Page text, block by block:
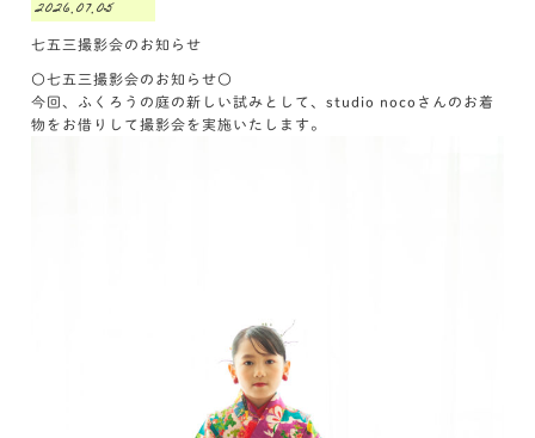
2026.07.05
七五三撮影会のお知らせ
〇七五三撮影会のお知らせ〇
今回、ふくろうの庭の新しい試みとして、studio nocoさんのお着
物をお借りして撮影会を実施いたします。